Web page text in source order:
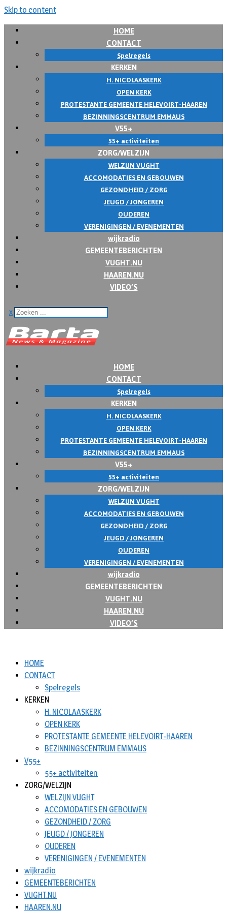
Skip to content
HOME
CONTACT
Spelregels
KERKEN
H. NICOLAASKERK
OPEN KERK
PROTESTANTE GEMEENTE HELEVOIRT-HAAREN
BEZINNINGSCENTRUM EMMAUS
V55+
55+ activiteiten
ZORG/WELZIJN
WELZIJN VUGHT
ACCOMODATIES EN GEBOUWEN
GEZONDHEID / ZORG
JEUGD / JONGEREN
OUDEREN
VERENIGINGEN / EVENEMENTEN
wijkradio
GEMEENTEBERICHTEN
VUGHT.NU
HAAREN.NU
VIDEO’S
x
HOME
CONTACT
Spelregels
KERKEN
H. NICOLAASKERK
OPEN KERK
PROTESTANTE GEMEENTE HELEVOIRT-HAAREN
BEZINNINGSCENTRUM EMMAUS
V55+
55+ activiteiten
ZORG/WELZIJN
WELZIJN VUGHT
ACCOMODATIES EN GEBOUWEN
GEZONDHEID / ZORG
JEUGD / JONGEREN
OUDEREN
VERENIGINGEN / EVENEMENTEN
wijkradio
GEMEENTEBERICHTEN
VUGHT.NU
HAAREN.NU
VIDEO’S
HOME
CONTACT
Spelregels
KERKEN
H. NICOLAASKERK
OPEN KERK
PROTESTANTE GEMEENTE HELEVOIRT-HAAREN
BEZINNINGSCENTRUM EMMAUS
V55+
55+ activiteiten
ZORG/WELZIJN
WELZIJN VUGHT
ACCOMODATIES EN GEBOUWEN
GEZONDHEID / ZORG
JEUGD / JONGEREN
OUDEREN
VERENIGINGEN / EVENEMENTEN
wijkradio
GEMEENTEBERICHTEN
VUGHT.NU
HAAREN.NU